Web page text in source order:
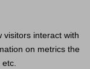
visitors interact with
on metrics the